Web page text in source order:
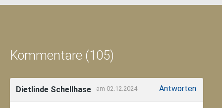
Kommentare (105)
Dietlinde Schellhase am 02.12.2024 Antworten